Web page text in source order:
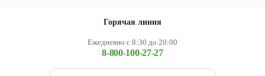
Горячая линия
Ежедневно с 8:30 до 20:00
8-800-100-27-27